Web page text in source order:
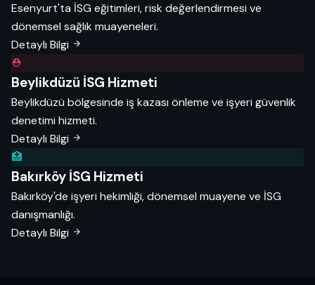
Esenyurt'ta İSG eğitimleri, risk değerlendirmesi ve
dönemsel sağlık muayeneleri.
Detaylı Bilgi
⛑️
Beylikdüzü İSG Hizmeti
Beylikdüzü bölgesinde iş kazası önleme ve işyeri güvenlik
denetimi hizmeti.
Detaylı Bilgi
🏥
Bakırköy İSG Hizmeti
Bakırköy'de işyeri hekimliği, dönemsel muayene ve İSG
danışmanlığı.
Detaylı Bilgi